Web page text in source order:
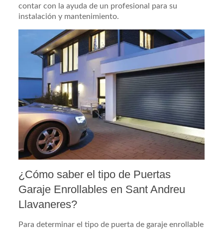
contar con la ayuda de un profesional para su
instalación y mantenimiento.
¿Cómo saber el tipo de Puertas
Garaje Enrollables en Sant Andreu
Llavaneres?
Para determinar el tipo de puerta de garaje enrollable